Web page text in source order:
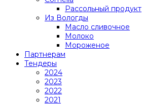
Рассольный продукт
Из Вологды
Масло сливочное
Молоко
Мороженое
Партнерам
Тендеры
2024
2023
2022
2021